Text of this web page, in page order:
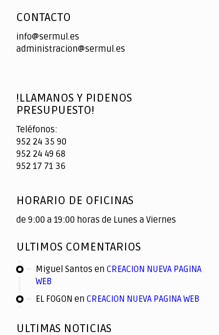
CONTACTO
info@sermul.es
administracion@sermul.es
!LLAMANOS Y PIDENOS
PRESUPUESTO!
Teléfonos:
952 24 35 90
952 24 49 68
952 17 71 36
HORARIO DE OFICINAS
de 9:00 a 19:00 horas de Lunes a Viernes
ULTIMOS COMENTARIOS
Miguel Santos en CREACION NUEVA PAGINA
WEB
EL FOGON en CREACION NUEVA PAGINA WEB
ULTIMAS NOTICIAS